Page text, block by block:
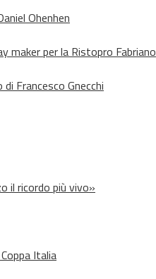
Ohenhen
maker per la Ristopro Fabriano
Francesco Gnecchi
il ricordo più vivo»
Italia